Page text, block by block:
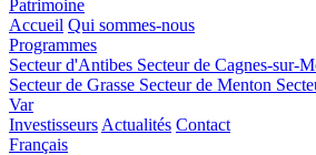
Patrimoine
Accueil Qui sommes-nous
Programmes
Secteur d'Antibes Secteur de Cagnes-sur-
Secteur de Grasse Secteur de Menton
Var
Investisseurs Actualités Contact
Français